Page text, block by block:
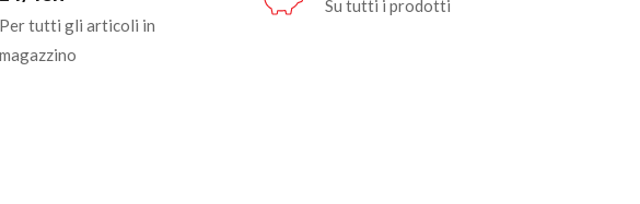
Per tutti gli articoli in
magazzino
Su tutti i prodotti